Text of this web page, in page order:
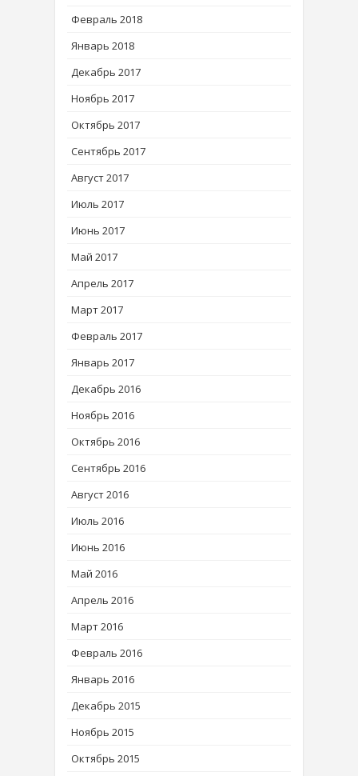
Февраль 2018
Январь 2018
Декабрь 2017
Ноябрь 2017
Октябрь 2017
Сентябрь 2017
Август 2017
Июль 2017
Июнь 2017
Май 2017
Апрель 2017
Март 2017
Февраль 2017
Январь 2017
Декабрь 2016
Ноябрь 2016
Октябрь 2016
Сентябрь 2016
Август 2016
Июль 2016
Июнь 2016
Май 2016
Апрель 2016
Март 2016
Февраль 2016
Январь 2016
Декабрь 2015
Ноябрь 2015
Октябрь 2015